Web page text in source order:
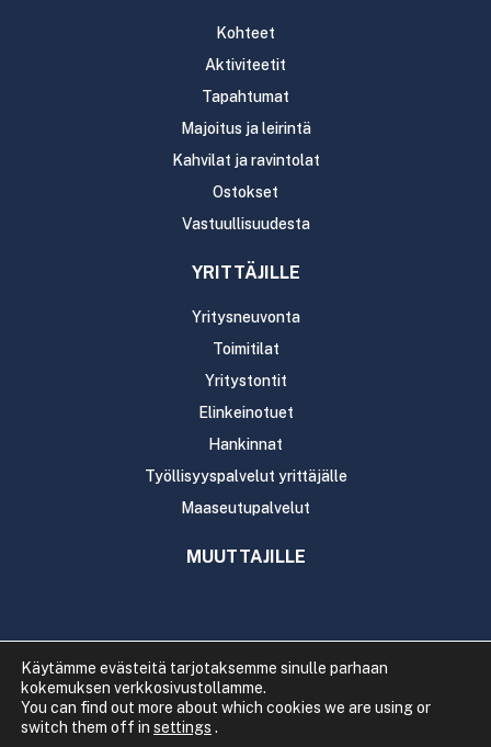
Kohteet
Aktiviteetit
Tapahtumat
Majoitus ja leirintä
Kahvilat ja ravintolat
Ostokset
Vastuullisuudesta
YRITTÄJILLE
Yritysneuvonta
Toimitilat
Yritystontit
Elinkeinotuet
Hankinnat
Työllisyyspalvelut yrittäjälle
Maaseutupalvelut
MUUTTAJILLE
Copyright 2020 Rautavaaran kunta
TietosuojaSaavutettavuus
Käytämme evästeitä tarjotaksemme sinulle parhaan
kokemuksen verkkosivustollamme.
You can find out more about which cookies we are using or
switch them off in settings .